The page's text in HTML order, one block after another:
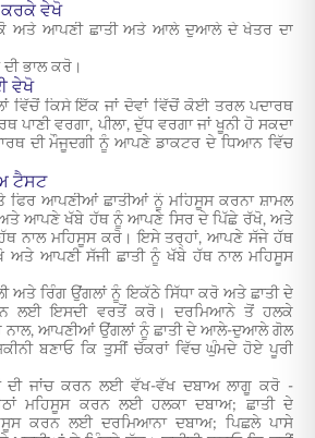
ਵੇਖੋ
ਅਤੇ ਆਪਣੀ ਛਾਤੀ ਅਤੇ ਆਲੇ ਦੁਆਲੇ ਦੇ ਖੇਤਰ ਦਾ
ਭਾਲ ਕਰੋ।
ਵੇਖੋ
ਵਿੱਚੋਂ ਕਿਸੇ ਇੱਕ ਜਾਂ ਦੋਵਾਂ ਵਿੱਚੋਂ ਕੋਈ ਤਰਲ ਪਦਾਰਥ
ਪਾਣੀ ਵਰਗਾ, ਪੀਲਾ, ਦੁੱਧ ਵਰਗਾ ਜਾਂ ਖੂਨੀ ਹੋ ਸਕਦਾ
ਦੀ ਮੌਜੂਦਗੀ ਨੂੰ ਆਪਣੇ ਡਾਕਟਰ ਦੇ ਧਿਆਨ ਵਿੱਚ
ਟੈਸਟ
ਫਿਰ ਆਪਣੀਆਂ ਛਾਤੀਆਂ ਨੂੰ ਮਹਿਸੂਸ ਕਰਨਾ ਸ਼ਾਮਲ
ਆਪਣੇ ਖੱਬੇ ਹੱਥ ਨੂੰ ਆਪਣੇ ਸਿਰ ਦੇ ਪਿੱਛੇ ਰੱਖੋ, ਅਤੇ
ਨਾਲ ਮਹਿਸੂਸ ਕਰੋ। ਇਸੇ ਤਰ੍ਹਾਂ, ਆਪਣੇ ਸੱਜੇ ਹੱਥ
ਆਪਣੀ ਸੱਜੀ ਛਾਤੀ ਨੂੰ ਖੱਬੇ ਹੱਥ ਨਾਲ ਮਹਿਸੂਸ
ਅਤੇ ਰਿੰਗ ਉਂਗਲਾਂ ਨੂੰ ਇਕੱਠੇ ਸਿੱਧਾ ਕਰੋ ਅਤੇ ਛਾਤੀ ਦੇ
ਲਈ ਇਸਦੀ ਵਰਤੋਂ ਕਰੋ। ਦਰਮਿਆਨੇ ਤੋਂ ਹਲਕੇ
ਨਾਲ, ਆਪਣੀਆਂ ਉਂਗਲਾਂ ਨੂੰ ਛਾਤੀ ਦੇ ਆਲੇ-ਦੁਆਲੇ ਗੋਲ
ਬਣਾਓ ਕਿ ਤੁਸੀਂ ਚੱਕਰਾਂ ਵਿੱਚ ਘੁੰਮਦੇ ਹੋਏ ਪੂਰੀ
ਦੀ ਜਾਂਚ ਕਰਨ ਲਈ ਵੱਖ-ਵੱਖ ਦਬਾਅ ਲਾਗੂ ਕਰੋ -
ਮਹਿਸੂਸ ਕਰਨ ਲਈ ਹਲਕਾ ਦਬਾਅ; ਛਾਤੀ ਦੇ
ਕਰਨ ਲਈ ਦਰਮਿਆਨਾ ਦਬਾਅ; ਪਿਛਲੇ ਪਾਸੇ